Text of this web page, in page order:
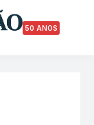
50 ANOS